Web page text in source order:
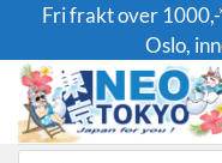
content
Fri frakt over
Oslo,
Products